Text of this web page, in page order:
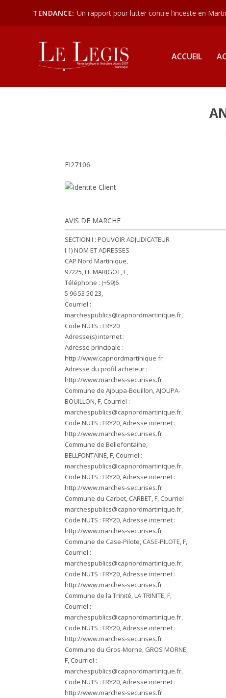
TENDANCE: Un rapport pour lutter contre l’inceste en
ACCUEIL
FI27106
AVIS DE MARCHE
SECTION I : POUVOIR ADJUDICATEUR
I.1) NOM ET ADRESSES
CAP Nord Martinique,
97225, LE MARIGOT, F,
Téléphone : (+59)6
5 96 53 50 23,
Courriel :
marchespublics@capnordmartinique.fr,
Code NUTS : FRY20
Adresse(s) internet :
Adresse principale :
http://www.capnordmartinique.fr
Adresse du profil acheteur :
http://www.marches-securises.fr
Commune de Ajoupa-Bouillon, AJOUPA-
BOUILLON, F, Courriel :
marchespublics@capnordmartinique.fr,
Code NUTS : FRY20, Adresse internet :
http://www.marches-securises.fr
Commune de Bellefontaine,
BELLFONTAINE, F, Courriel :
marchespublics@capnordmartinique.fr,
Code NUTS : FRY20, Adresse internet :
http://www.marches-securises.fr
Commune du Carbet, CARBET, F, Courriel :
marchespublics@capnordmartinique.fr,
Code NUTS : FRY20, Adresse internet :
http://www.marches-securises.fr
Commune de Case-Pilote, CASE-PILOTE, F,
Courriel :
marchespublics@capnordmartinique.fr,
Code NUTS : FRY20, Adresse internet :
http://www.marches-securises.fr
Commune de la Trinité, LA TRINITE, F,
Courriel :
marchespublics@capnordmartinique.fr,
Code NUTS : FRY20, Adresse internet :
http://www.marches-securises.fr
Commune du Gros-Morne, GROS MORNE,
F, Courriel :
marchespublics@capnordmartinique.fr,
Code NUTS : FRY20, Adresse internet :
http://www.marches-securises.fr